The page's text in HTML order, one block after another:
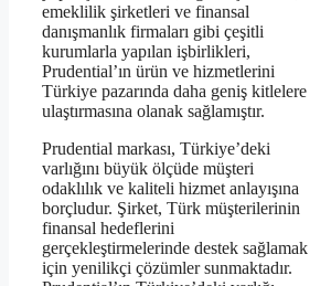
emeklilik şirketleri ve finansal
danışmanlık firmaları gibi çeşitli
kurumlarla yapılan işbirlikleri,
Prudential’ın ürün ve hizmetlerini
Türkiye pazarında daha geniş kitlelere
ulaştırmasına olanak sağlamıştır.
Prudential markası, Türkiye’deki
varlığını büyük ölçüde müşteri
odaklılık ve kaliteli hizmet anlayışına
borçludur. Şirket, Türk müşterilerinin
finansal hedeflerini
gerçekleştirmelerinde destek sağlamak
için yenilikçi çözümler sunmaktadır.